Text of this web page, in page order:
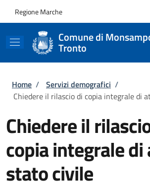
Regione Marche
Comune di
Tronto
Briciole di pane
Home / Servizi demografici /
Chiedere il rilascio di copia integrale di
Chiedere il
copia integrale
stato civile